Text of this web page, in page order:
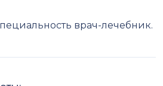
врач-лечебник.